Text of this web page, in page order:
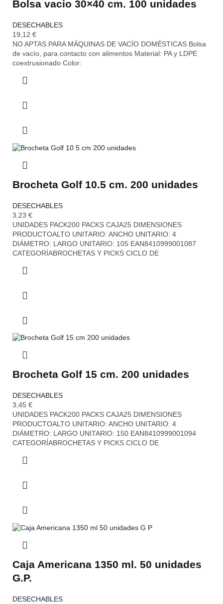
Bolsa vacio 30×40 cm. 100 unidades
DESECHABLES
19,12 €
NO APTAS PARA MÁQUINAS DE VACÍO DOMÉSTICAS Bolsa
de vacío, para contacto con alimentos Material: PA y LDPE
coextrusionado Color:
Brocheta Golf 10.5 cm. 200 unidades
DESECHABLES
3,23 €
UNIDADES PACK200 PACKS CAJA25 DIMENSIONES
PRODUCTOALTO UNITARIO: ANCHO UNITARIO: 4
DIÁMETRO: LARGO UNITARIO: 105 EAN8410999001087
CATEGORÍABROCHETAS Y PICKS CICLO DE
Brocheta Golf 15 cm. 200 unidades
DESECHABLES
3,45 €
UNIDADES PACK200 PACKS CAJA25 DIMENSIONES
PRODUCTOALTO UNITARIO: ANCHO UNITARIO: 4
DIÁMETRO: LARGO UNITARIO: 150 EAN8410999001094
CATEGORÍABROCHETAS Y PICKS CICLO DE
Caja Americana 1350 ml. 50 unidades
G.P.
DESECHABLES